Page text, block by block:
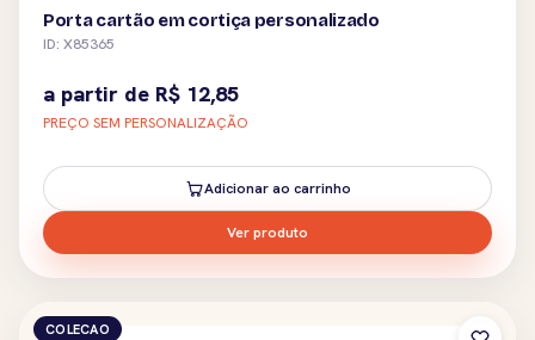
Porta cartão em cortiça personalizado
ID: X85365
a partir de R$ 12,85
PREÇO SEM PERSONALIZAÇÃO
Adicionar ao carrinho
Ver produto
COLECAO